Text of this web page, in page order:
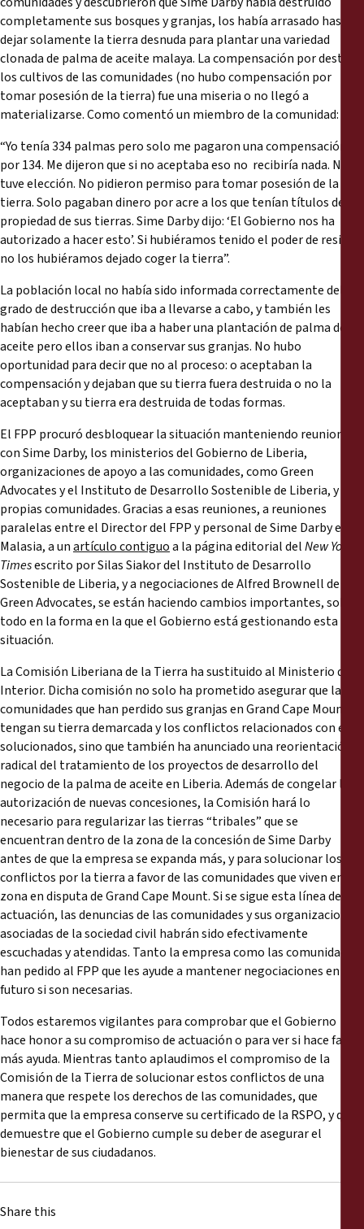
completamente sus bosques y granjas, los había arrasado hasta
dejar solamente la tierra desnuda para plantar una variedad
clonada de palma de aceite malaya. La compensación por destruir
los cultivos de las comunidades (no hubo compensación por
tomar posesión de la tierra) fue una miseria o no llegó a
materializarse. Como comentó un miembro de la comunidad:
“Yo tenía 334 palmas pero solo me pagaron una compensación
por 134. Me dijeron que si no aceptaba eso no recibiría nada. No
tuve elección. No pidieron permiso para tomar posesión de la
tierra. Solo pagaban dinero por acre a los que tenían títulos de
propiedad de sus tierras. Sime Darby dijo: ‘El Gobierno nos ha
autorizado a hacer esto’. Si hubiéramos tenido el poder de resistir
no los hubiéramos dejado coger la tierra”.
La población local no había sido informada correctamente del
grado de destrucción que iba a llevarse a cabo, y también les
habían hecho creer que iba a haber una plantación de palma de
aceite pero ellos iban a conservar sus granjas. No hubo
oportunidad para decir que no al proceso: o aceptaban la
compensación y dejaban que su tierra fuera destruida o no la
aceptaban y su tierra era destruida de todas formas.
El FPP procuró desbloquear la situación manteniendo reuniones
con Sime Darby, los ministerios del Gobierno de Liberia,
organizaciones de apoyo a las comunidades, como Green
Advocates y el Instituto de Desarrollo Sostenible de Liberia, y las
propias comunidades. Gracias a esas reuniones, a reuniones
paralelas entre el Director del FPP y personal de Sime Darby en
Malasia, a unartículo contiguoa la página editorial delNew York
Timesescrito por Silas Siakor del Instituto de Desarrollo
Sostenible de Liberia, y a negociaciones de Alfred Brownell de
Green Advocates, se están haciendo cambios importantes, sobre
todo en la forma en la que el Gobierno está gestionando esta
situación.
La Comisión Liberiana de la Tierra ha sustituido al Ministerio del
Interior. Dicha comisión no solo ha prometido asegurar que las
comunidades que han perdido sus granjas en Grand Cape Mount
tengan su tierra demarcada y los conflictos relacionados con ella
solucionados, sino que también ha anunciado una reorientación
radical del tratamiento de los proyectos de desarrollo del
negocio de la palma de aceite en Liberia. Además de congelar la
autorización de nuevas concesiones, la Comisión hará lo
necesario para regularizar las tierras “tribales” que se
encuentran dentro de la zona de la concesión de Sime Darby
antes de que la empresa se expanda más, y para solucionar los
conflictos por la tierra a favor de las comunidades que viven en la
zona en disputa de Grand Cape Mount. Si se sigue esta línea de
actuación, las denuncias de las comunidades y sus organizaciones
asociadas de la sociedad civil habrán sido efectivamente
escuchadas y atendidas. Tanto la empresa como las comunidades
han pedido al FPP que les ayude a mantener negociaciones en el
futuro si son necesarias.
Todos estaremos vigilantes para comprobar que el Gobierno
hace honor a su compromiso de actuación o para ver si hace falta
más ayuda. Mientras tanto aplaudimos el compromiso de la
Comisión de la Tierra de solucionar estos conflictos de una
manera que respete los derechos de las comunidades, que
permita que la empresa conserve su certificado de la RSPO, y que
demuestre que el Gobierno cumple su deber de asegurar el
bienestar de sus ciudadanos.
Share this